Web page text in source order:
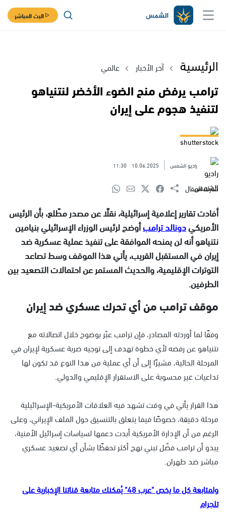
البث المباشر
الرئيسية آخر الأخبار عالمي
ترامب يرفض منح الضوء الأخضر لنتنياهو
لتنفيذ هجوم على إيران
shutterstock
راديو الشمس 10.06.2025
11:30
شارك المقال
أفادت تقارير إعلامية إسرائيلية، نقلًا عن مصدر مطّلع، بأن الرئيس
الأمريكيدونالد ترامبأوضح لرئيس الوزراء الإسرائيلي بنيامين
نتنياهو أنه لن يمنحه الموافقة على تنفيذ عملية عسكرية ضد
إيران في المستقبل القريب، يأتي هذا الموقف وسط تصاعد
التوترات الإقليمية، والحديث المستمر عن احتمالات التصعيد بين
الطرفين.
موقف ترامب من أي تحرك عسكري ضد إيران
وفقًا لما أوردته المصادر، فإن ترامب عبّر بوضوح خلال اتصالاته مع
نتنياهو عن رفضه لأي خطوة تهدف إلى توجيه ضربة عسكرية لإيران في
المرحلة الحالية، مشيرًا إلى أن أي عملية من هذا النوع قد تكون لها
تداعيات غير محسوبة على الاستقرار الإقليمي والدولي.
هذا القرار يأتي في وقت تشهد فيه العلاقات الأمريكية-الإسرائيلية
مرحلة دقيقة، خصوصًا فيما يتعلق بالتنسيق حول الملف الإيراني، وعلى
الرغم من أن الإدارة الأمريكية أبدت دعمها لسياسات إسرائيل الأمنية،
يبدو أن ترامب فضّل تبني نهج أكثر تحفظًا بشأن أي تصعيد عسكري
مباشر ضد طهران.
ولمتابعة كل ما يخص "عرب 48" يُمكنك متابعة قناتنا الإخبارية على
تلجرام